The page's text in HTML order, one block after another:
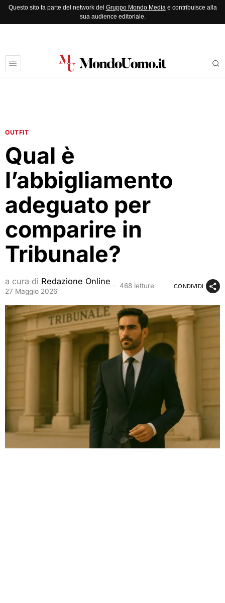
Questo sito fa parte del network del Gruppo Mondo Mediae contribuisce alla
sua audience editoriale.
OUTFIT
Qual è
l’abbigliamento
adeguato per
comparire in
Tribunale?
a cura di Redazione Online
27 Maggio 2026
468 letture CONDIVIDI